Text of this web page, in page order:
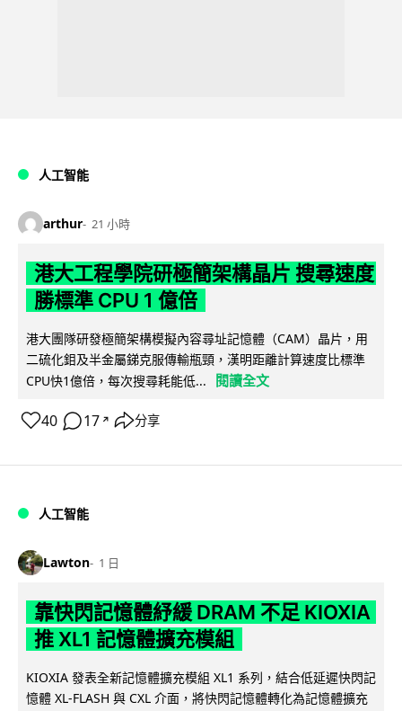
人工智能
arthur 21 小時
港大工程學院研極簡架構晶片 搜尋速度
勝標準 CPU 1 億倍
港大團隊研發極簡架構模擬內容尋址記憶體（CAM）晶片，用
二硫化鉬及半金屬銻克服傳輸瓶頸，漢明距離計算速度比標準
CPU快1億倍，每次搜尋耗能低...
閱讀全文
40 17 ↗ 分享
人工智能
Lawton 1 日
靠快閃記憶體紓緩 DRAM 不足 KIOXIA
推 XL1 記憶體擴充模組
KIOXIA 發表全新記憶體擴充模組 XL1 系列，結合低延遲快閃記
憶體 XL-FLASH 與 CXL 介面，將快閃記憶體轉化為記憶體擴充